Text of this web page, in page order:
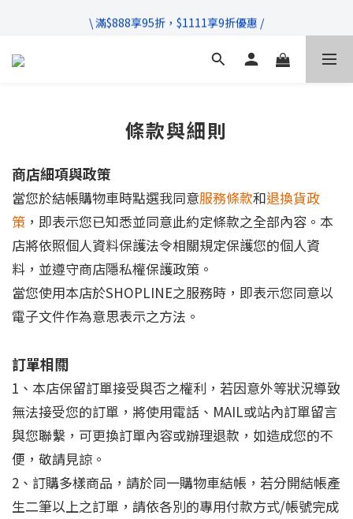
\ 超商滿$399免運!宅配滿$666免運 /
\ 滿$888享95折，$1111享9折優惠 /
不管售前售後，只要有任何疑問都歡迎與我們聯繫
條款與細則
商店細項與政策
當您於結帳購物車時點選我同意服務條款和退換貨政
策 ，即表示您已知悉並同意此約定條款之全部內容。本
店將依照個人資料保護法令相關規定保護您的個人資
料，並遵守商店隱私權保護政策。
當您使用本店於SHOPLINE之服務時，即表示您同意以
電子文件作為意思表示之方法。
訂單相關
1、本店保留訂單接受與否之權利，若因意外等狀況導致
無法接受您的訂單，將使用電話、MAIL或站內訂單留言
與您聯繫，可更換訂單內容或辦理退款，如造成您的不
便，敬請見諒。
2、訂購多樣商品，請於同一購物車結帳，若分開結帳產
生二筆以上之訂單，請依各別的專用付款方式/帳號完成